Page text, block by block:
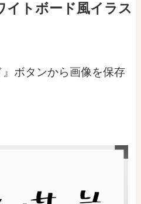
イトボード風イラス
』ボタンから画像を保存